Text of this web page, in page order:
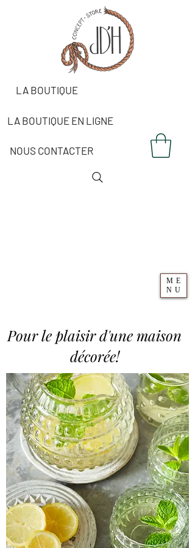
LA BOUTIQUE
ME
NU
LA BOUTIQUE EN LIGNE
NOUS CONTACTER
Pour le plaisir d'une maison
décorée!